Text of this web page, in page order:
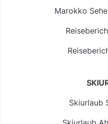
Marokko
Skiurlaub